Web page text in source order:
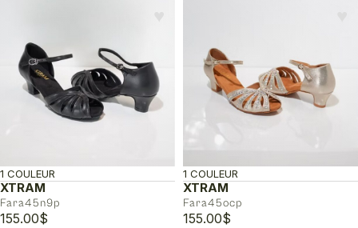
XTRAM
Fara45n9p
1 COULEUR
155.00$
XTRAM
Fara45ocp
1 COULEUR
155.00$